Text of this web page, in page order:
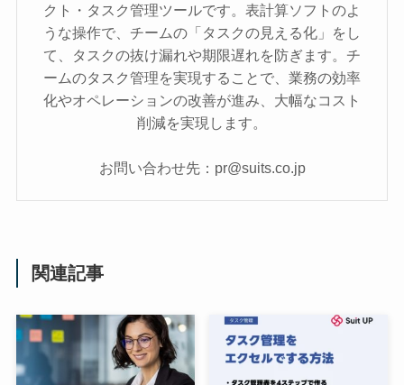
クト・タスク管理ツールです。表計算ソフトのよ
うな操作で、チームの「タスクの見える化」をし
て、タスクの抜け漏れや期限遅れを防ぎます。チ
ームのタスク管理を実現することで、業務の効率
化やオペレーションの改善が進み、大幅なコスト
削減を実現します。
お問い合わせ先：pr@suits.co.jp
関連記事